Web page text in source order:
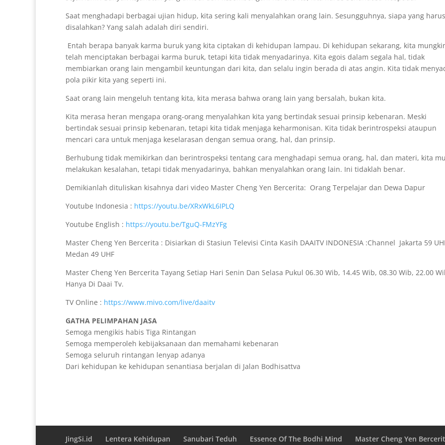
Saat menghadapi berbagai ujian hidup, kita sering kali menyalahkan orang lain. Sesungguhnya, siapa yang harus
disalahkan? Yang salah adalah diri sendiri.
Entah berapa banyak karma buruk yang kita ciptakan di kehidupan lampau. Di kehidupan sekarang, kita
telah menciptakan berbagai karma buruk, tetapi kita tidak menyadarinya. Kita egois dalam segala hal, tidak
membiarkan orang lain mengambil keuntungan dari kita, dan selalu ingin berada di atas angin. Kita tidak
pola pikir kita yang seperti ini.
Saat orang lain mengeluh tentang kita, kita merasa bahwa orang lain yang bersalah, bukan kita.
Kita merasa heran mengapa orang-orang menyalahkan kita yang bertindak sesuai prinsip kebenaran. Meski
bertindak sesuai prinsip kebenaran, tetapi kita tidak menjaga keharmonisan. Kita tidak berintrospeksi ataupun
mencari cara untuk menjaga keselarasan dengan semua orang, hal, dan prinsip.
Berhubung tidak memikirkan dan berintrospeksi tentang cara menghadapi semua orang, hal, dan materi, kita
melakukan kesalahan, tetapi tidak menyadarinya, bahkan menyalahkan orang lain. Ini tidaklah benar.
Demikianlah dituliskan kisahnya dari video Master Cheng Yen Bercerita: Orang Terpelajar dan Dewa Dapur
Youtube Indonesia : https://youtu.be/XRxWkL6IPLQ
Youtube English : https://youtu.be/TguQ-FMzYFg
Master Cheng Yen Bercerita : Disiarkan di Stasiun Televisi Cinta Kasih DAAITV INDONESIA :Channel Jakarta 59
Medan 49 UHF
Master Cheng Yen Bercerita Tayang Setiap Hari Senin Dan Selasa Pukul 06.30 Wib, 14.45 Wib, 08.30 Wib, 22.00
Hanya Di Daai Tv.
TV Online : https://www.mivo.com/live/daaitv
GATHA PELIMPAHAN JASA
Semoga mengikis habis Tiga Rintangan
Semoga memperoleh kebijaksanaan dan memahami kebenaran
Semoga seluruh rintangan lenyap adanya
Dari kehidupan ke kehidupan senantiasa berjalan di Jalan Bodhisattva
JingSi.id Lentera Kehidupan Sanubari Teduh Essence Of The Bodhi Mind Master Cheng Yen